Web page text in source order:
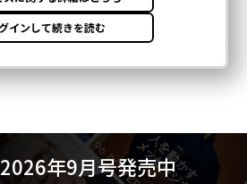
2026年9月号発売中